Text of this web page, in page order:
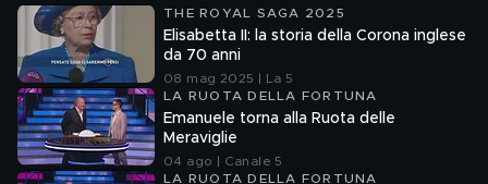
THE ROYAL SAGA 2025
Elisabetta II: la storia della Corona inglese
da 70 anni
08 mag 2025 | La 5
LA RUOTA DELLA FORTUNA
Emanuele torna alla Ruota delle
Meraviglie
04 ago | Canale 5
LA RUOTA DELLA FORTUNA